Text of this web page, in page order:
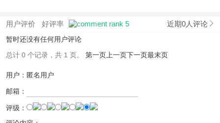
用户评价 好评率 近期0人评论
暂时还没有任何用户评论
总计 0 个记录，共 1 页。 第一页 上一页下一页最末页
用户：匿名用户
邮箱：
评级：